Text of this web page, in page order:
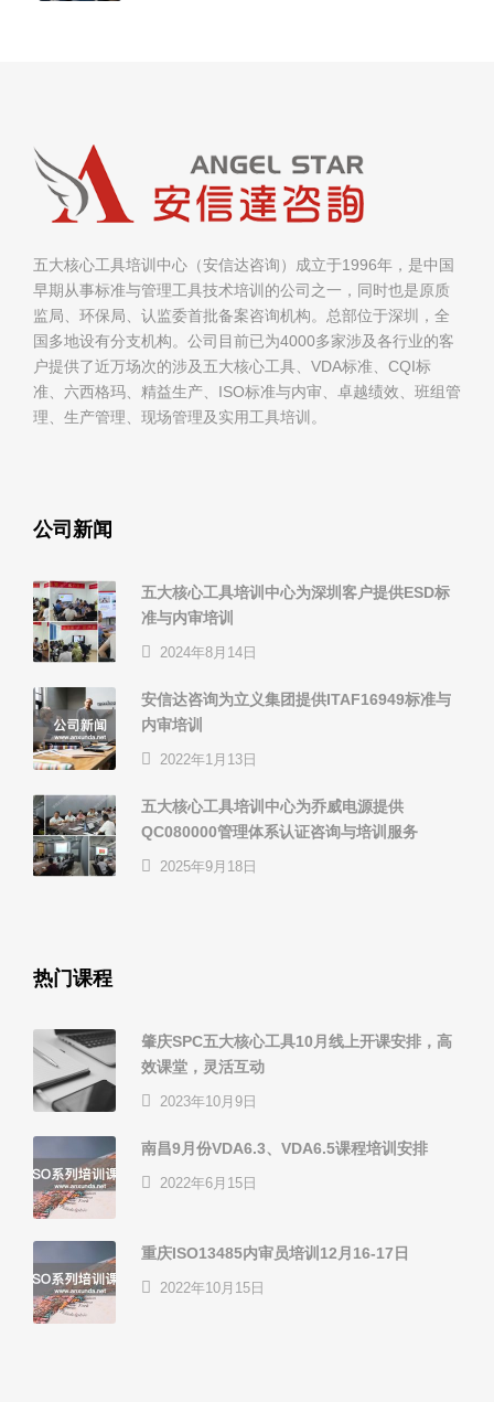
五大核心工具培训中心（安信达咨询）成立于1996年，是中国
早期从事标准与管理工具技术培训的公司之一，同时也是原质
监局、环保局、认监委首批备案咨询机构。总部位于深圳，全
国多地设有分支机构。公司目前已为4000多家涉及各行业的客
户提供了近万场次的涉及五大核心工具、VDA标准、CQI标
准、六西格玛、精益生产、ISO标准与内审、卓越绩效、班组管
理、生产管理、现场管理及实用工具培训。
公司新闻
五大核心工具培训中心为深圳客户提供ESD标
准与内审培训
2024年8月14日
安信达咨询为立义集团提供ITAF16949标准与
内审培训
2022年1月13日
五大核心工具培训中心为乔威电源提供
QC080000管理体系认证咨询与培训服务
2025年9月18日
热门课程
肇庆SPC五大核心工具10月线上开课安排，高
效课堂，灵活互动
2023年10月9日
南昌9月份VDA6.3、VDA6.5课程培训安排
2022年6月15日
重庆ISO13485内审员培训12月16-17日
2022年10月15日